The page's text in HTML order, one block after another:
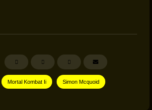
Mortal Kombat Ii Simon Mcquoid